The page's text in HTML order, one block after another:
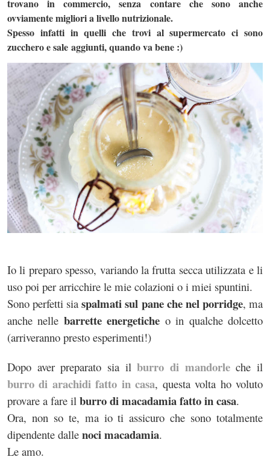
trovano in commercio, senza contare che sono anche
ovviamente migliori a livello nutrizionale.
Spesso infatti in quelli che trovi al supermercato ci sono
zucchero e sale aggiunti, quando va bene :)
Io li preparo spesso, variando la frutta secca utilizzata e li
uso poi per arricchire le mie colazioni o i miei spuntini.
Sono perfetti siaspalmati sul pane che nel porridge, ma
anche nelle barrette energetiche o in qualche dolcetto
(arriveranno presto esperimenti!)
Dopo aver preparato sia ilburro di mandorleche il
burro di arachidi fatto in casa, questa volta ho voluto
provare a fare il burro di macadamia fatto in casa.
Ora, non so te, ma io ti assicuro che sono totalmente
dipendente dalle noci macadamia.
Le amo.